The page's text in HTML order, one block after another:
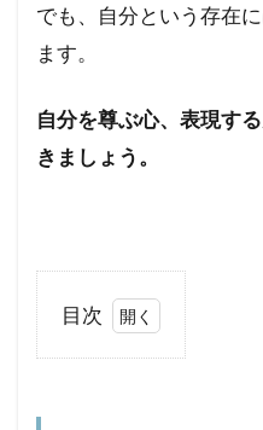
でも、自分という存在
ます。
自分を尊ぶ心、表現す
きましょう。
目次